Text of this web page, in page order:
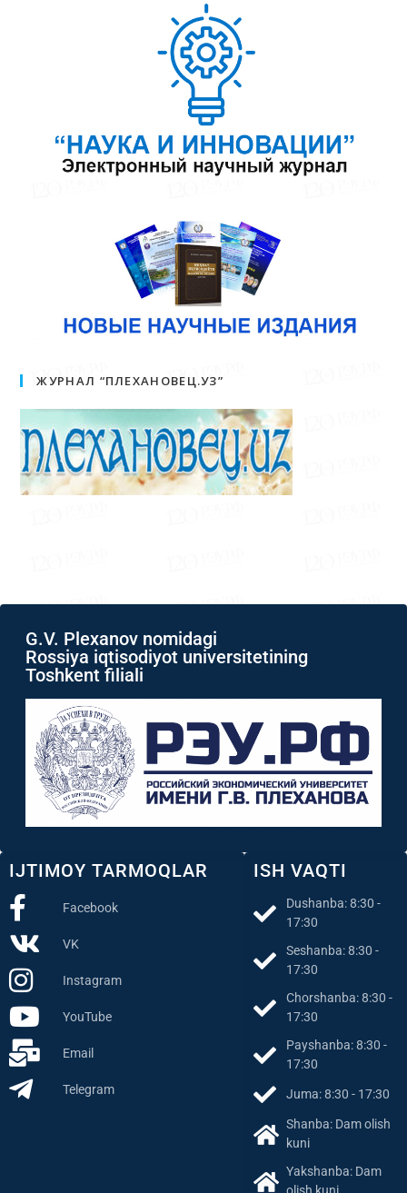
Dushanba: 8:30 -
Seshanba: 8:30 -
Chorshanba: 8:30 -
Payshanba: 8:30 -
Juma: 8:30 - 17:30
Shanba: Dam olish
Yakshanba: Dam
Facebook
VK
Instagram
YouTube
Email
Telegram
G.V. Plexanov nomidagi
Toshkent filiali